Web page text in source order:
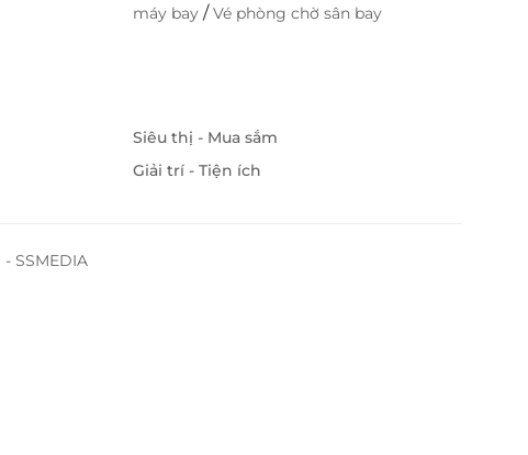
máy bay /Vé phòng chờ sân bay
Siêu thị - Mua sắm
Giải trí - Tiện ích
SSMEDIA